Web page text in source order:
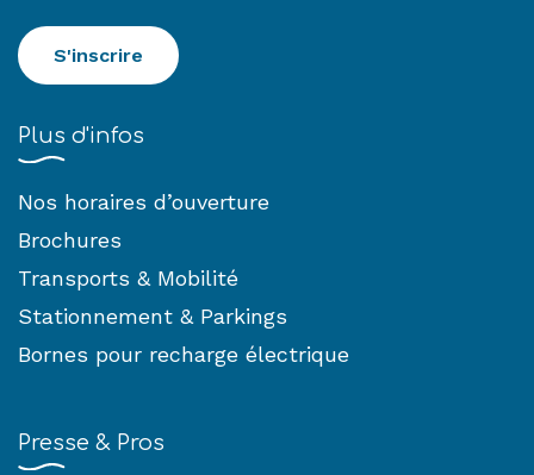
S'inscrire
Plus d'infos
Nos horaires d’ouverture
Brochures
Transports & Mobilité
Stationnement & Parkings
Bornes pour recharge électrique
Presse & Pros